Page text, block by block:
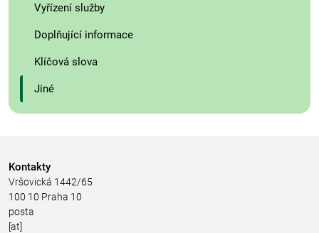
Vyřízení služby
Doplňující informace
Klíčová slova
Jiné
Kontakty
Vršovická 1442/65
100 10 Praha 10
posta
[at]